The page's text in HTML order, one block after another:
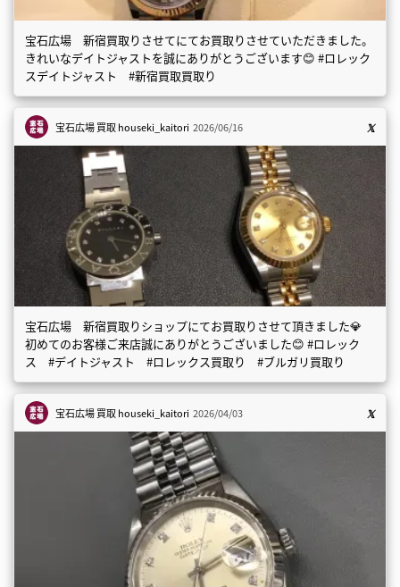
宝石広場 新宿買取りさせてにてお買取りさせていただきました。
きれいなデイトジャストを誠にありがとうございます😊 #ロレック
スデイトジャスト #新宿買取買取り
宝石広場 買取houseki_kaitori 2026/06/16
宝石広場 新宿買取りショップにてお買取りさせて頂きました💎
初めてのお客様ご来店誠にありがとうございました😊 #ロレック
ス #デイトジャスト #ロレックス買取り #ブルガリ買取り
宝石広場 買取houseki_kaitori 2026/04/03